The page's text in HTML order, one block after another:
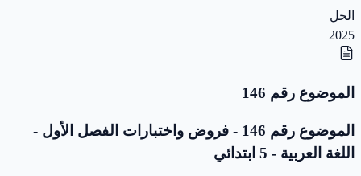
الحل
2025
الموضوع رقم 146
الموضوع رقم 146 - فروض واختبارات الفصل الأول -
اللغة العربية - 5 ابتدائي